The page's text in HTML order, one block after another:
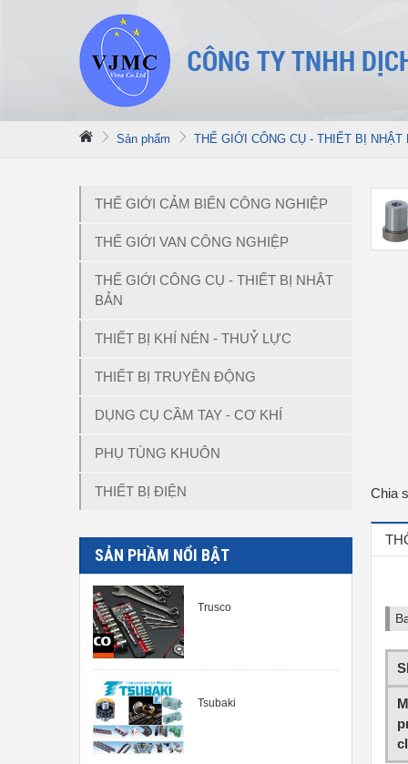
Sản phẩm THẾ GIỚI CÔNG CỤ - THIẾT BỊ NHẬT
THẾ GIỚI CẢM BIẾN CÔNG NGHIỆP
THẾ GIỚI VAN CÔNG NGHIỆP
THẾ GIỚI CÔNG CỤ - THIẾT BỊ NHẬT
BẢN
THIẾT BỊ KHÍ NÉN - THUỶ LỰC
THIẾT BỊ TRUYỀN ĐỘNG
DỤNG CỤ CẦM TAY - CƠ KHÍ
PHỤ TÙNG KHUÔN
THIẾT BỊ ĐIỆN
SẢN PHẦM NỔI BẬT
Trusco
Tsubaki
Chia